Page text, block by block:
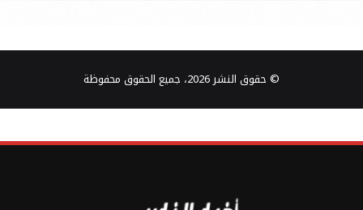
© حقوق النشر 2026، جميع الحقوق محفوظة